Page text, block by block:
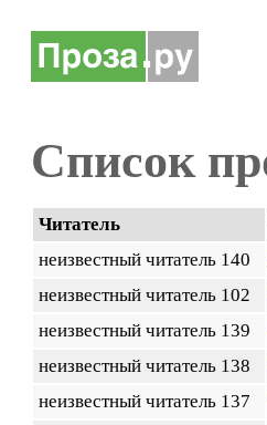
Список
Читатель
неизвестный читатель 140
неизвестный читатель 102
неизвестный читатель 139
неизвестный читатель 138
неизвестный читатель 137